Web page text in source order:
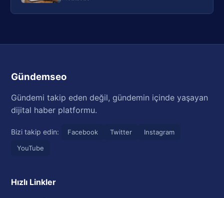
Gündemseo
Gündemi takip eden değil, gündemin içinde yaşayan
dijital haber platformu.
Bizi takip edin: Facebook Twitter
Instagram
YouTube
Hızlı Linkler